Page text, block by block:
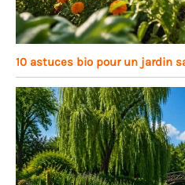
10 astuces bio pour un jardin